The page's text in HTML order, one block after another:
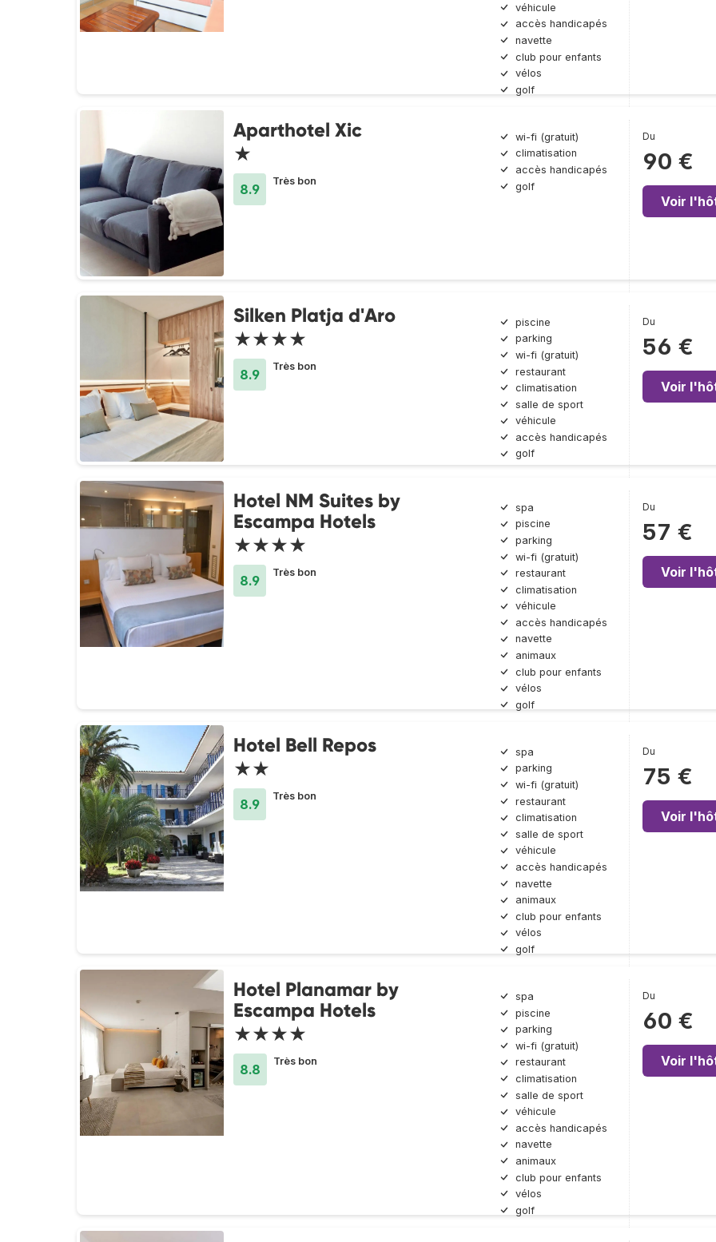
véhicule
accès handicapés
navette
club pour enfants
vélos
golf
Aparthotel Xic
★
8.9
Très bon
wi-fi (gratuit)
climatisation
accès handicapés
golf
Du
90 €
Voir
Silken Platja d'Aro
★★★★
8.9
Très bon
piscine
parking
wi-fi (gratuit)
restaurant
climatisation
salle de sport
véhicule
accès handicapés
golf
Du
56 €
Voir
Hotel NM Suites by
Escampa Hotels
★★★★
8.9
Très bon
spa
piscine
parking
wi-fi (gratuit)
restaurant
climatisation
véhicule
accès handicapés
navette
animaux
club pour enfants
vélos
golf
Du
57 €
Voir
Hotel Bell Repos
★★
8.9
Très bon
spa
parking
wi-fi (gratuit)
restaurant
climatisation
salle de sport
véhicule
accès handicapés
navette
animaux
club pour enfants
vélos
golf
Du
75 €
Voir
Hotel Planamar by
Escampa Hotels
★★★★
8.8
Très bon
spa
piscine
parking
wi-fi (gratuit)
restaurant
climatisation
salle de sport
véhicule
accès handicapés
navette
animaux
club pour enfants
vélos
golf
Du
60 €
Voir